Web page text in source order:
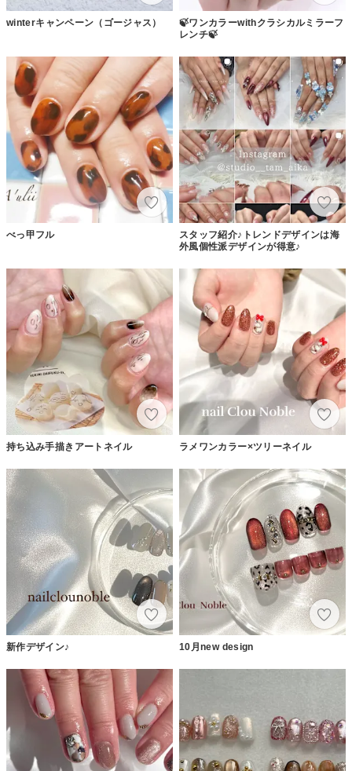
winterキャンペーン（ゴージャス）
🍃ワンカラーwithクラシカルミラーフ
レンチ🍃
べっ甲フル
スタッフ紹介♪トレンドデザインは海
外風個性派デザインが得意♪
持ち込み手描きアートネイル ラメワンカラー×ツリーネイル
新作デザイン♪ 10月new design